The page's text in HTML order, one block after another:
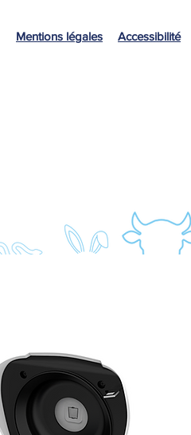
Mentions légales Accessibilité